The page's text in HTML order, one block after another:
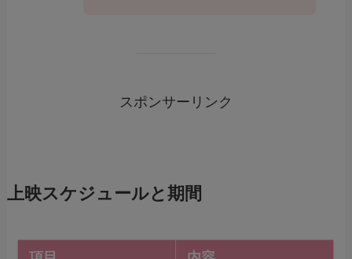
スポンサーリンク
上映スケジュールと期間